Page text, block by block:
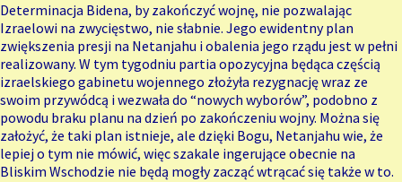
Determinacja Bidena, by zakończyć wojnę, nie pozwalając
Izraelowi na zwycięstwo, nie słabnie. Jego ewidentny plan
zwiększenia presji na Netanjahu i obalenia jego rządu jest w pełni
realizowany. W tym tygodniu partia opozycyjna będąca częścią
izraelskiego gabinetu wojennego złożyła rezygnację wraz ze
swoim przywódcą i wezwała do “nowych wyborów”, podobno z
powodu braku planu na dzień po zakończeniu wojny. Można się
założyć, że taki plan istnieje, ale dzięki Bogu, Netanjahu wie, że
lepiej o tym nie mówić, więc szakale ingerujące obecnie na
Bliskim Wschodzie nie będą mogły zacząć wtrącać się także w to.